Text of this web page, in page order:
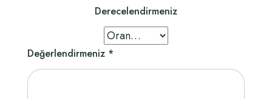
Derecelendirmeniz
Değerlendirmeniz *